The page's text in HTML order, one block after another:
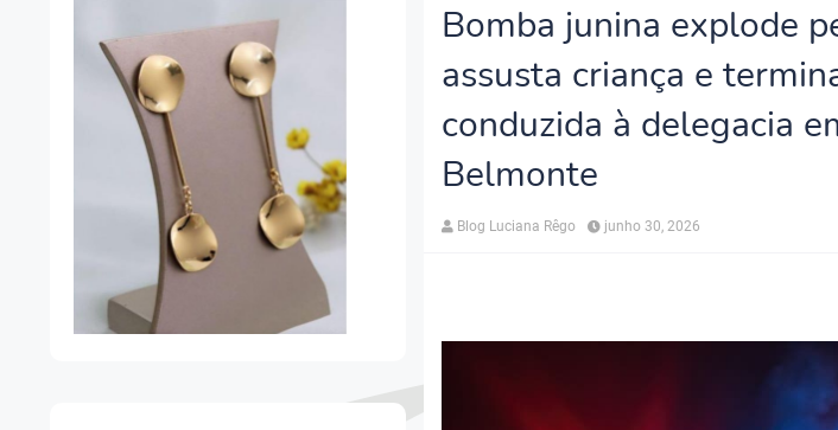
Bomba junina explode
assusta criança e
conduzida à delegacia
Belmonte
Blog Luciana Rêgo junho 30, 2026